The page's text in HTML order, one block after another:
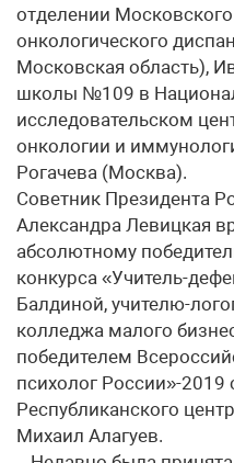
отделении
онкологического
Московская область),
школы №109 в
исследовательском
онкологии и
Рогачева (Москва).
Советник Президента
Александра Левицкая
абсолютному
конкурса «Учитель-
Балдиной, учителю-
колледжа малого
победителем
психолог России»-2019
Республиканского
Михаил Алагуев.